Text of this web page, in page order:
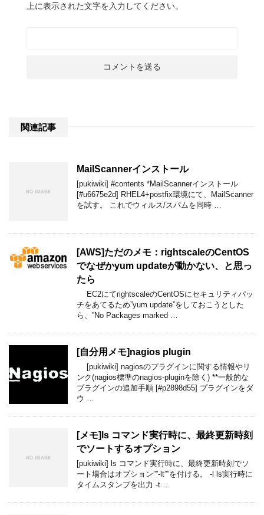
上に表示された文字を入力してください。
関連記事
MailScannerインストール
[pukiwiki] #contents *MailScannerインストール
[#u6675e2d] RHEL4+postfix環境にて、MailScanner
を試す。 これでウィルス/スパムを同時 …
[AWS]ただのメモ：rightscaleのCentOS
でなぜかyum updateが動かない、と思っ
たら
EC2にてrightscaleのCentOSにセキュリティパッ
チをあてるため”yum update”をしておこうとした
ら、”No Packages marked …
[自分用メモ]nagios​ plugin
[pukiwiki] nagiosのプラグインに関する情報やリ
ンク(nagios標準のnagios-pluginを除く) **一般的な
プラグインの追加手順 [#p2898d55] プラグインをダ
ウ …
[メモ]ls コマンド実行時に、最終更新時刻
でソートするオプション
[pukiwiki] ls コマンド実行時に、最終更新時刻でソ
ート場合はオプション””-lt””を付ける。 -l ls実行時に
タイムスタンプを出力 -t …